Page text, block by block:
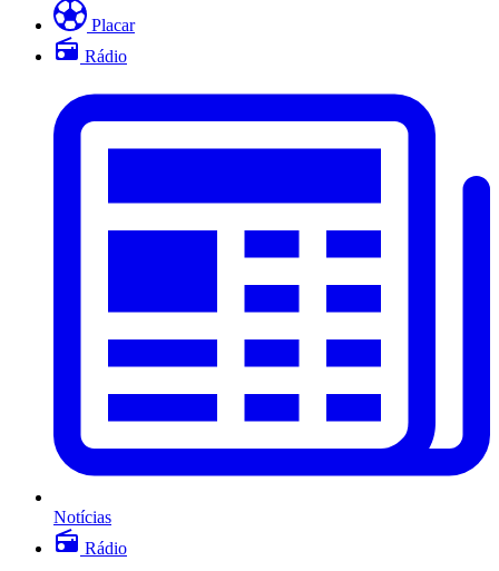
Placar
Rádio
Notícias
Rádio